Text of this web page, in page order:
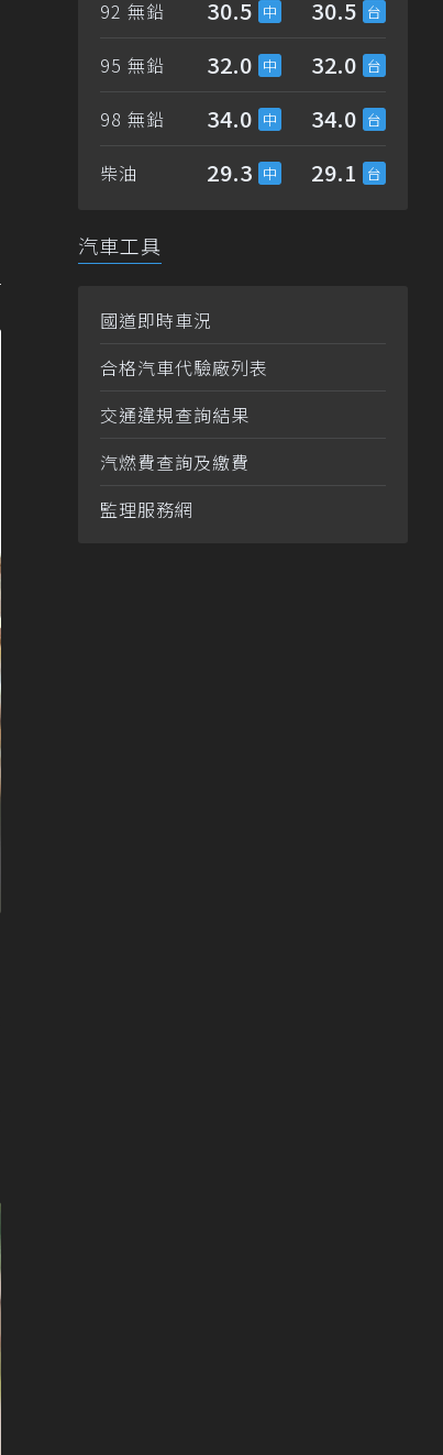
92 無鉛 30.5 30.5
95 無鉛 32.0 32.0
98 無鉛 34.0 34.0
柴油 29.3 29.1
汽車工具
國道即時車況
合格汽車代驗廠列表
交通違規查詢結果
汽燃費查詢及繳費
監理服務網